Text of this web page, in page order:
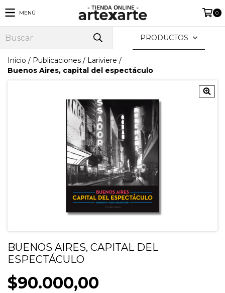
MENÚ 0
PRODUCTOS
Inicio / Publicaciones / Lariviere /
Buenos Aires, capital del espectáculo
BUENOS AIRES, CAPITAL DEL
ESPECTÁCULO
$90.000,00